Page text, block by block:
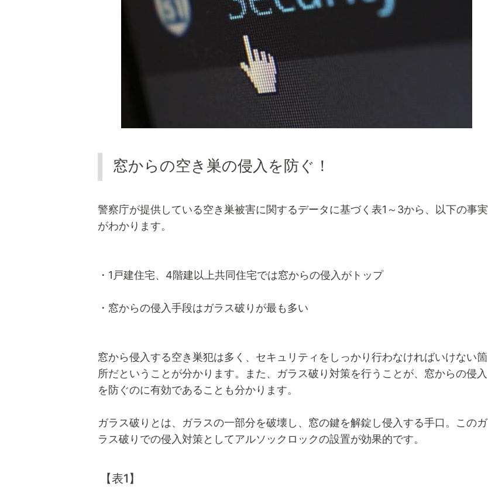
窓からの空き巣の侵入を防ぐ！
警察庁が提供している空き巣被害に関するデータに基づく表1～3から、以下の事実
がわかります。
・1戸建住宅、4階建以上共同住宅では窓からの侵入がトップ
・窓からの侵入手段はガラス破りが最も多い
窓から侵入する空き巣犯は多く、セキュリティをしっかり行わなければいけない箇
所だということが分かります。また、ガラス破り対策を行うことが、窓からの侵入
を防ぐのに有効であることも分かります。
ガラス破りとは、ガラスの一部分を破壊し、窓の鍵を解錠し侵入する手口。このガ
ラス破りでの侵入対策としてアルソックロックの設置が効果的です。
【表1】